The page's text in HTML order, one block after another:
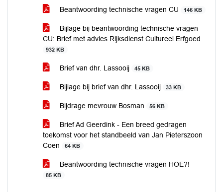
Beantwoording technische vragen CU 146 KB
Bijlage bij beantwoording technische vragen
CU: Brief met advies Rijksdienst Cultureel Erfgoed
932 KB
Brief van dhr. Lassooij 45 KB
Bijlage bij brief van dhr. Lassooij 33 KB
Bijdrage mevrouw Bosman 56 KB
Brief Ad Geerdink - Een breed gedragen
toekomst voor het standbeeld van Jan Pieterszoon
Coen
64 KB
Beantwoording technische vragen HOE?!
85 KB